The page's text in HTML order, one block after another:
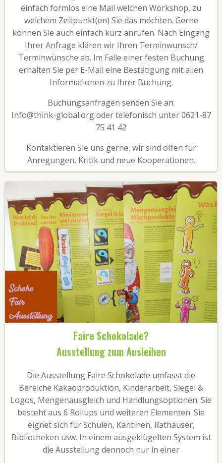
einfach formlos eine Mail welchen Workshop, zu
welchem Zeitpunkt(en) Sie das möchten. Gerne
können Sie auch einfach kurz anrufen. Nach Eingang
Ihrer Anfrage klären wir Ihren Terminwunsch/
Terminwünsche ab. Im Falle einer festen Buchung
erhalten Sie per E-Mail eine Bestätigung mit allen
Informationen zu Ihrer Buchung.
Buchungsanfragen senden Sie an:
Info@think-global.org oder telefonisch unter 0621-87
75 41 42
Kontaktieren Sie uns gerne, wir sind offen für
Anregungen, Kritik und neue Kooperationen.
Faire Schokolade?
Ausstellung zum Ausleihen
Die Ausstellung Faire Schokolade umfasst die
Bereiche Kakaoproduktion, Kinderarbeit, Siegel &
Logos, Mengenausgleich und Handlungsoptionen. Sie
besteht aus 6 Rollups und weiteren Elementen. Sie
eignet sich für Schulen, Kantinen, Rathäuser,
Bibliotheken usw. In einem ausgeklügelten System ist
die Ausstellung dennoch nur in einer